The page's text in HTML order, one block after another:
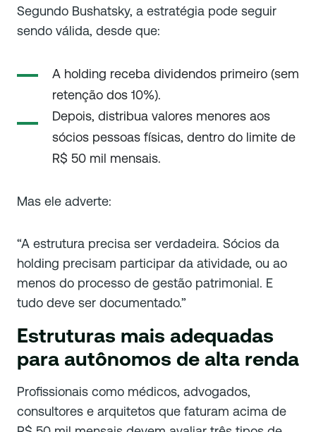
Segundo Bushatsky, a estratégia pode seguir
sendo válida, desde que:
A holding receba dividendos primeiro (sem
retenção dos 10%).
Depois, distribua valores menores aos
sócios pessoas físicas, dentro do limite de
R$ 50 mil mensais.
Mas ele adverte:
“A estrutura precisa ser verdadeira. Sócios da
holding precisam participar da atividade, ou ao
menos do processo de gestão patrimonial. E
tudo deve ser documentado.”
Estruturas mais adequadas
para autônomos de alta renda
Profissionais como médicos, advogados,
consultores e arquitetos que faturam acima de